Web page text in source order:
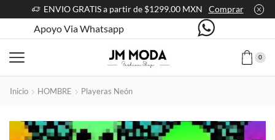
ENVIO GRATIS a partir de $1299.00 MXN Comprar
Apoyo Via Whatsapp
0
Inicio HOMBRE Playeras Neón